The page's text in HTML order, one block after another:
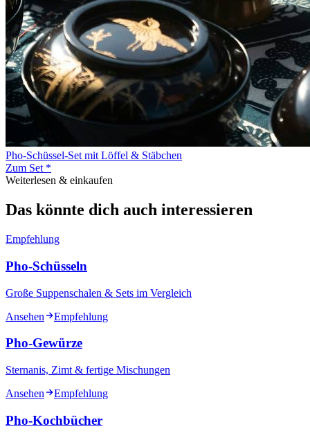
Pho-Schüssel-Set mit Löffel & Stäbchen
Zum Set *
Weiterlesen & einkaufen
Das könnte dich auch interessieren
Empfehlung
Pho-Schüsseln
Große Suppenschalen & Sets im Vergleich
Ansehen
Empfehlung
Pho-Gewürze
Sternanis, Zimt & fertige Mischungen
Ansehen
Empfehlung
Pho-Kochbücher